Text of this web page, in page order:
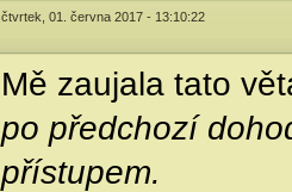
čtvrtek, 01. června 2017 - 13:10:22
Mě zaujala tato
po předchozí
přístupem.